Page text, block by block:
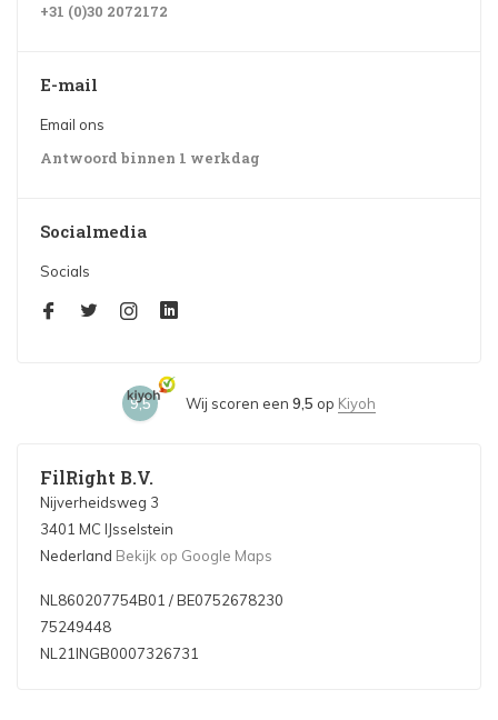
+31 (0)30 2072172
E-mail
Email ons
Antwoord binnen 1 werkdag
Socialmedia
Socials
9,5 Wij scoren een 9,5 op Kiyoh
FilRight B.V.
Nijverheidsweg 3
3401 MC IJsselstein
Nederland Bekijk op Google Maps
NL860207754B01 / BE0752678230
75249448
NL21INGB0007326731